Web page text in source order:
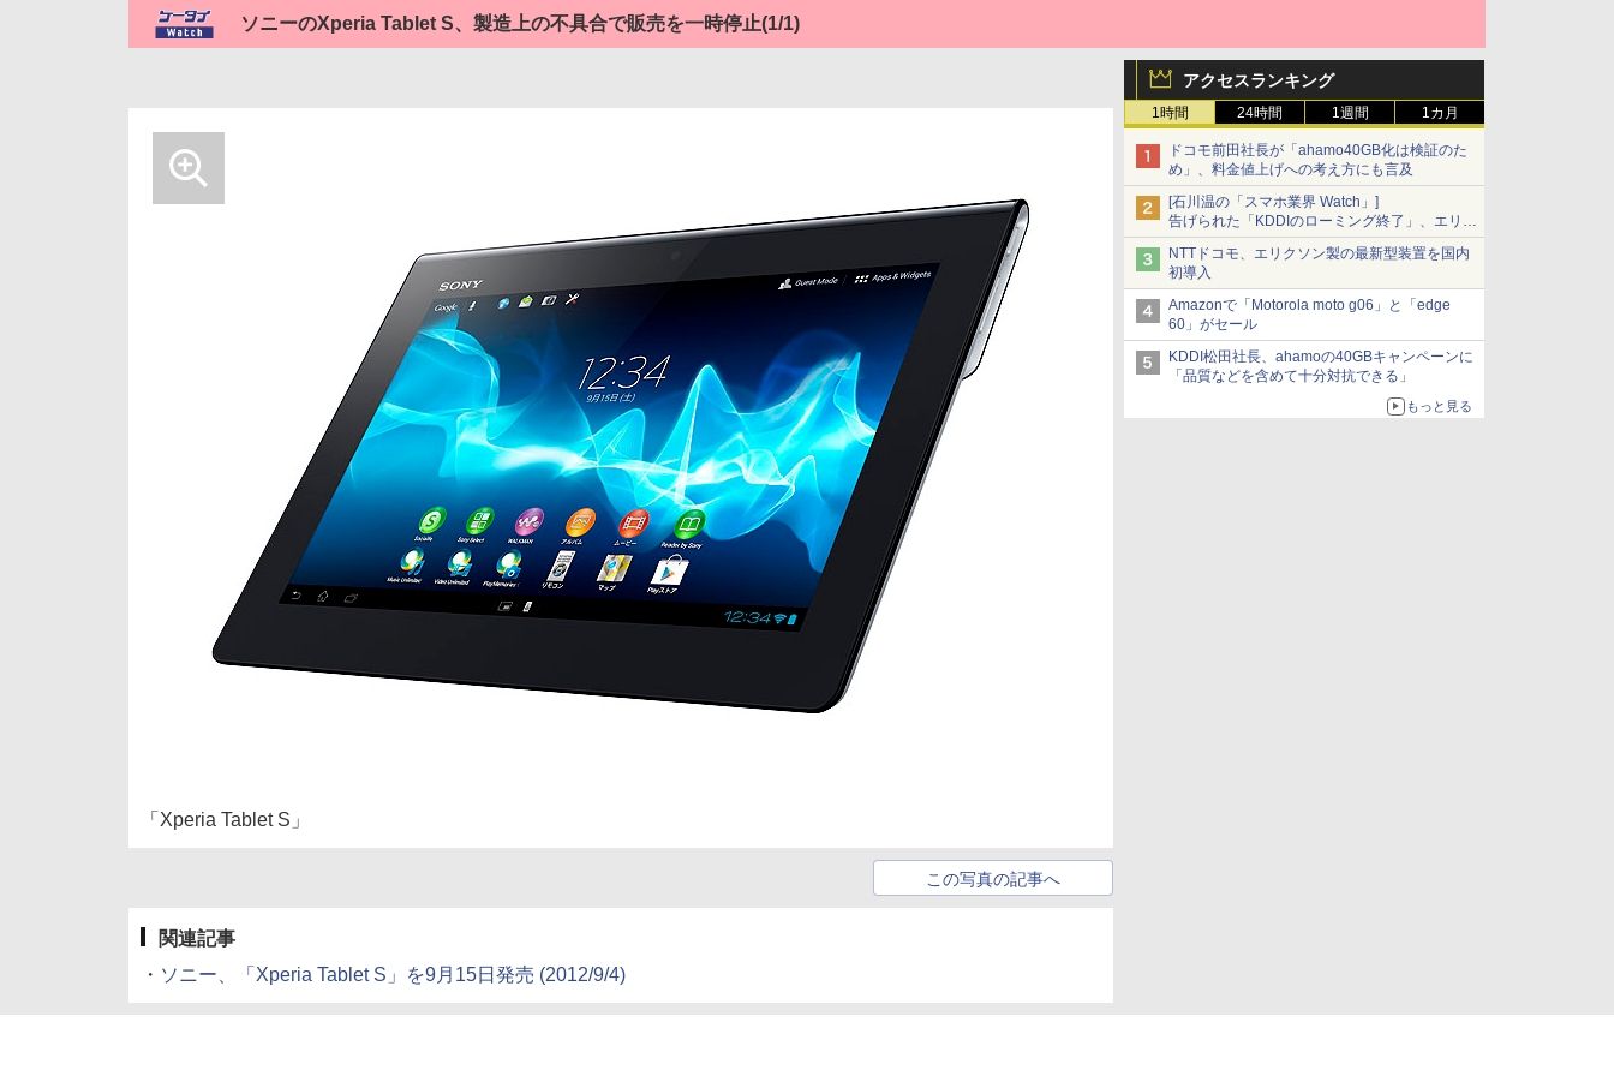
ソニーのXperia Tablet S、製造上の不具合で販売を一時停止(1/1)
アクセスランキング
1時間 24時間 1週間 1カ月
ドコモ前田社長が「ahamo40GB化は検証のた
め」、料金値上げへの考え方にも言及
[石川温の「スマホ業界 Watch」]
告げられた「KDDIのローミング終了」、エリア
マップの落とし穴と楽天モバイルの課題
NTTドコモ、エリクソン製の最新型装置を国内
初導入
Amazonで「Motorola moto g06」と「edge
60」がセール
KDDI松田社長、ahamoの40GBキャンペーンに
「品質などを含めて十分対抗できる」
もっと見る
「Xperia Tablet S」
この写真の記事へ
関連記事
・ ソニー、「Xperia Tablet S」を9月15日発売 (2012/9/4)